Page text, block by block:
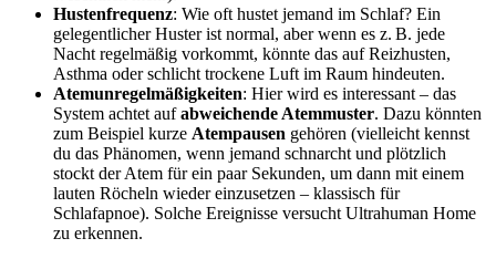
Hustenfrequenz: Wie oft hustet jemand im Schlaf? Ein
gelegentlicher Huster ist normal, aber wenn es z. B. jede
Nacht regelmäßig vorkommt, könnte das auf Reizhusten,
Asthma oder schlicht trockene Luft im Raum hindeuten.
Atemunregelmäßigkeiten: Hier wird es interessant – das
System achtet aufabweichende Atemmuster. Dazu könnten
zum Beispiel kurze Atempausen gehören (vielleicht kennst
du das Phänomen, wenn jemand schnarcht und plötzlich
stockt der Atem für ein paar Sekunden, um dann mit einem
lauten Röcheln wieder einzusetzen – klassisch für
Schlafapnoe). Solche Ereignisse versucht Ultrahuman Home
zu erkennen.